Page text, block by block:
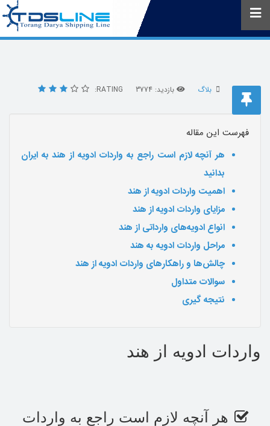
بلاگ بازدید: 3774 RATING:
فهرست این مقاله
هر آنچه لازم است راجع به واردات ادویه از هند به ایران
بدانید
اهمیت واردات ادویه از هند
مزایای واردات ادویه از هند
انواع ادویه‌های وارداتی از هند
مراحل واردات ادویه به هند
چالش‌ها و راهکارهای واردات ادویه از هند
سوالات متداول
نتیجه گیری
واردات ادویه از هند
هر آنچه لازم است راجع به واردات